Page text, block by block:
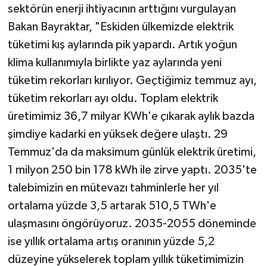
sektörün enerji ihtiyacının arttığını vurgulayan
Bakan Bayraktar, "Eskiden ülkemizde elektrik
tüketimi kış aylarında pik yapardı. Artık yoğun
klima kullanımıyla birlikte yaz aylarında yeni
tüketim rekorları kırılıyor. Geçtiğimiz temmuz ayı,
tüketim rekorları ayı oldu. Toplam elektrik
üretimimiz 36,7 milyar KWh'e çıkarak aylık bazda
şimdiye kadarki en yüksek değere ulaştı. 29
Temmuz'da da maksimum günlük elektrik üretimi,
1 milyon 250 bin 178 kWh ile zirve yaptı. 2035'te
talebimizin en mütevazı tahminlerle her yıl
ortalama yüzde 3,5 artarak 510,5 TWh'e
ulaşmasını öngörüyoruz. 2035-2055 döneminde
ise yıllık ortalama artış oranının yüzde 5,2
düzeyine yükselerek toplam yıllık tüketimimizin